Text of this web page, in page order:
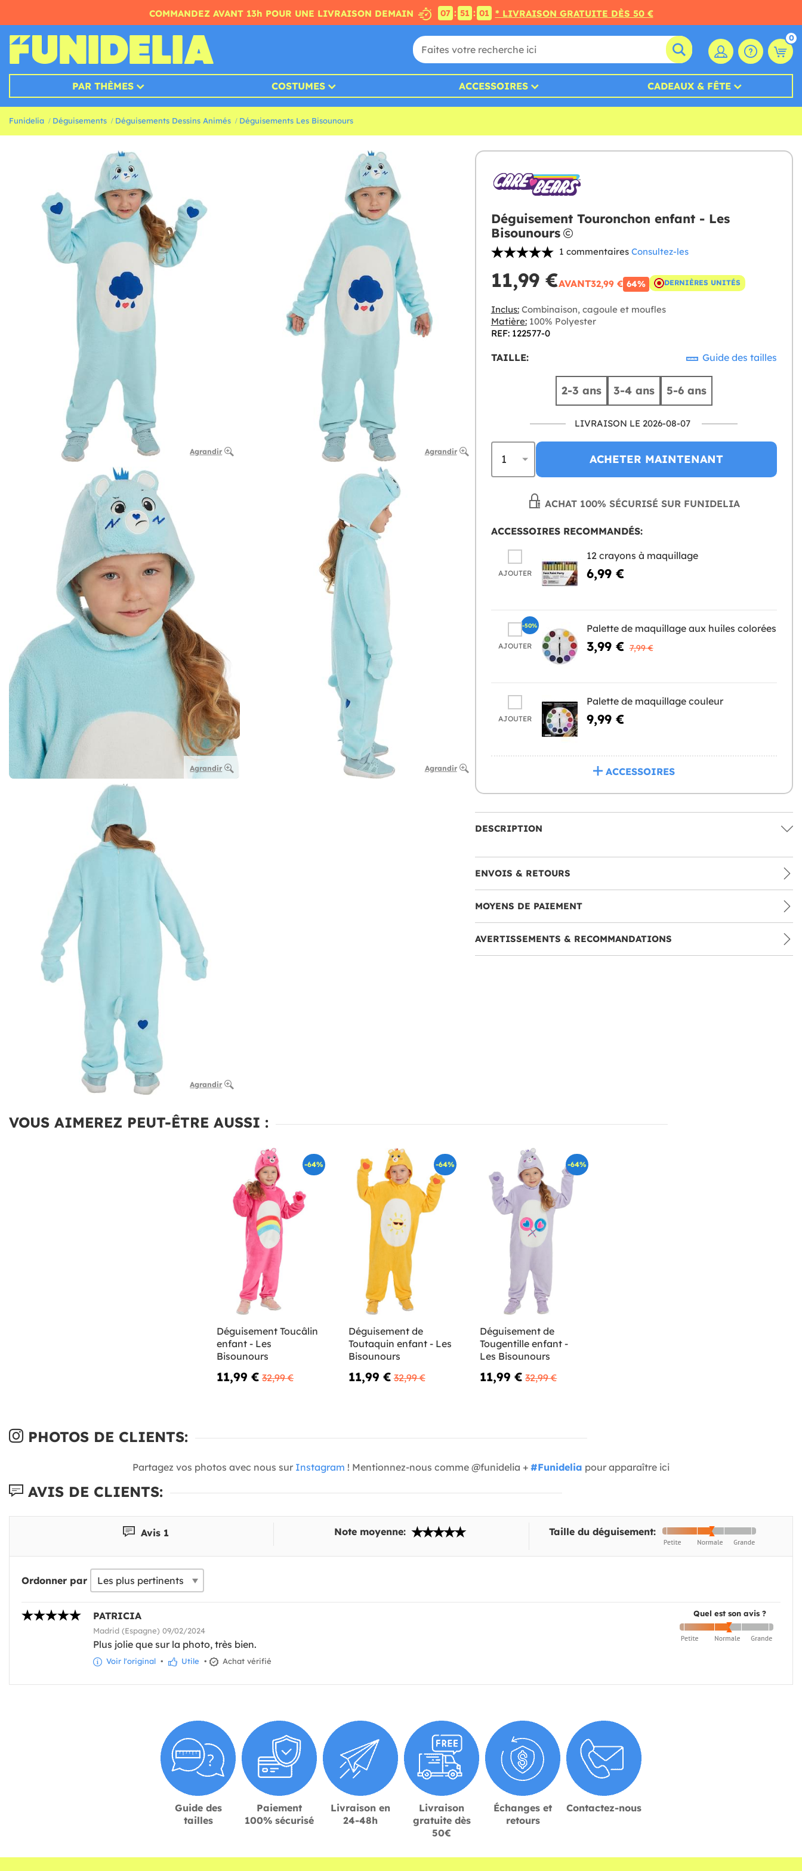
COMMANDEZ AVANT 13h POUR UNE LIVRAISON DEMAIN 07 : 51 : 00 * LIVRAISON GRATUITE DÈS 50 €
0
PAR THÈMES COSTUMES ACCESSOIRES CADEAUX & FÊTE
Funidelia Déguisements Déguisements Dessins Animés Déguisements Les Bisounours
Agrandir Agrandir
Agrandir Agrandir
Agrandir
Déguisement Touronchon enfant - Les
Bisounours
1 commentaires Consultez-les
11,99 €AVANT32,99 € 64% DERNIÈRES UNITÉS
Inclus:Combinaison, cagoule et moufles
Matière:100% Polyester
REF: 122577-0
TAILLE: Guide des tailles
2-3 ans 3-4 ans 5-6 ans
LIVRAISON LE 2026-08-07
ACHETER MAINTENANT
ACHAT 100% SÉCURISÉ SUR FUNIDELIA
ACCESSOIRES RECOMMANDÉS:
AJOUTER
12 crayons à maquillage
6,99 €
AJOUTER
Palette de maquillage aux huiles colorées
3,99 € 7,99 €
-50%
AJOUTER
Palette de maquillage couleur
9,99 €
ACCESSOIRES
DESCRIPTION
ENVOIS & RETOURS
MOYENS DE PAIEMENT
AVERTISSEMENTS & RECOMMANDATIONS
VOUS AIMEREZ PEUT-ÊTRE AUSSI :
-64%
Déguisement Toucâlin
enfant - Les
Bisounours
11,99 € 32,99 €
-64%
Déguisement de
Toutaquin enfant - Les
Bisounours
11,99 € 32,99 €
-64%
Déguisement de
Tougentille enfant -
Les Bisounours
11,99 € 32,99 €
PHOTOS DE CLIENTS:
Partagez vos photos avec nous sur Instagram ! Mentionnez-nous comme @funidelia + #Funidelia pour apparaître ici
AVIS DE CLIENTS:
Avis 1 Note moyenne: Taille du déguisement:
Ordonner par
Quel est son avis ?
PATRICIA
Madrid (Espagne) 09/02/2024
Plus jolie que sur la photo, très bien.
Voir l'original • Utile • Achat vérifié
Guide des
tailles
Paiement
100% sécurisé
Livraison en
24-48h
Livraison
gratuite dès
50€
Échanges et
retours
Contactez-nous